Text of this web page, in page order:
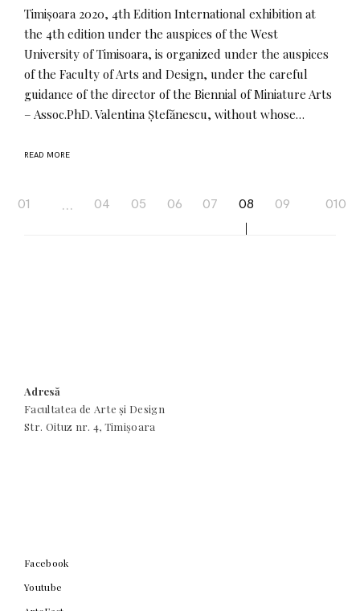
Timișoara 2020, 4th Edition International exhibition at
the 4th edition under the auspices of the West
University of Timisoara, is organized under the auspices
of the Faculty of Arts and Design, under the careful
guidance of the director of the Biennial of Miniature Arts
– Assoc.PhD. Valentina Ștefănescu, without whose…
READ MORE
Page
01 … 04 05 06 07 08 09 010
Adresă
Facultatea de Arte și Design
Str. Oituz nr. 4, Timișoara
Facebook
Youtube